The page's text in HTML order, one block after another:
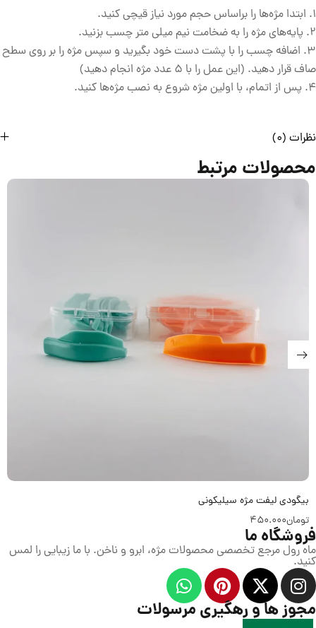
1. ابتدا مژه‌ها را براساس حجم مورد نیاز قیچی کنید.
2. پایه‌های مژه را به ضخامت نیم میلی متر چسب بزنید.
3. اضافه چسب را با پشت دست خود بگیرید و سپس مژه را بر روی سطح
صاف قرار دهید. (این عمل را با 5 عدد مژه انجام دهید)
4. پس از اتمام، با اولین مژه شروع به نصب مژه‌ها کنید.
نظرات (0)
محصولات مرتبط
بیگودی لیفت مژه سیلیکونی
تومان450.000
فروشگاه ما
ماه رول مرجع تخصصی محصولات مژه، ابرو و ناخن. با ما زیبایی را لمس
کنید.
مجوز ها و رهگیری مرسولات